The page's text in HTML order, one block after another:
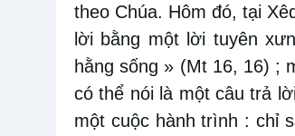
theo Chúa. Hôm đó, tại
lời bằng một lời tuyên
hằng sống » (Mt 16, 16) ;
có thể nói là một câu trả
một cuộc hành trình : chỉ